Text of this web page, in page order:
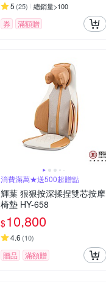
5 (25) 總銷量>100
券 滿額贈
消費滿萬★送500超贈點
輝葉 狠狠按深揉捏雙芯按摩
椅墊 HY-658
$10,800
4.6 (10)
贈品 滿額贈